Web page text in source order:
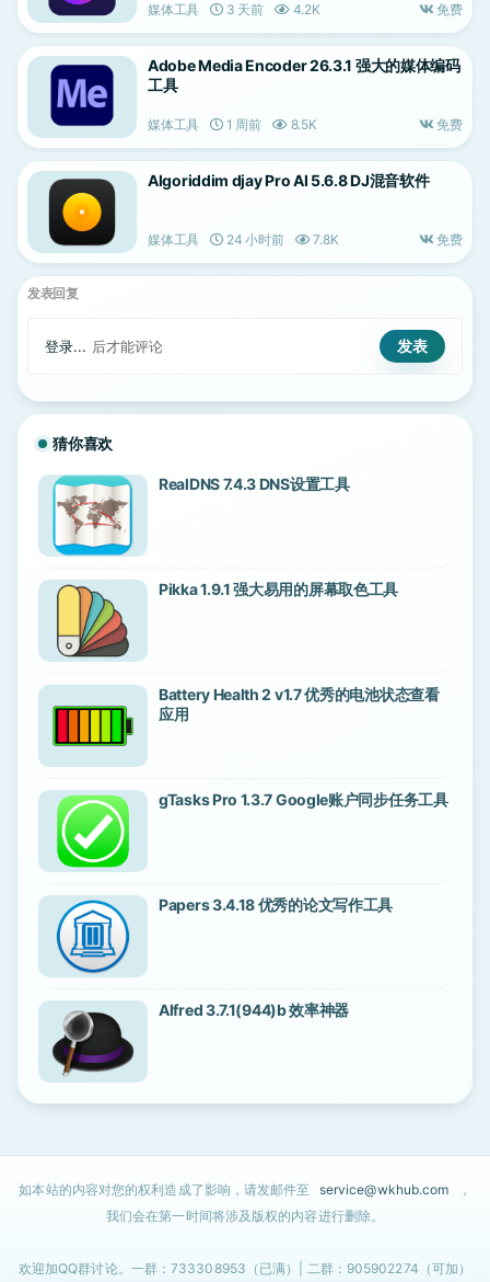
媒体工具 3 天前 4.2K 免费
Adobe Media Encoder 26.3.1 强大的媒体编码
工具
媒体工具 1 周前 8.5K 免费
Algoriddim djay Pro AI 5.6.8 DJ混音软件
媒体工具 24 小时前 7.8K 免费
发表回复
登录... 后才能评论
猜你喜欢
RealDNS 7.4.3 DNS设置工具
Pikka 1.9.1 强大易用的屏幕取色工具
Battery Health 2 v1.7 优秀的电池状态查看
应用
gTasks Pro 1.3.7 Google账户同步任务工具
Papers 3.4.18 优秀的论文写作工具
Alfred 3.7.1(944)b 效率神器
如本站的内容对您的权利造成了影响，请发邮件至 service@wkhub.com
，
我们会在第一时间将涉及版权的内容进行删除。
欢迎加QQ群讨论。一群：733308953（已满）| 二群：905902274（可加）